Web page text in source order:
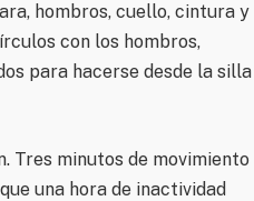
hombros, cuello, cintura y
con los hombros,
para hacerse desde la
Tres minutos de movimiento
una hora de inactividad